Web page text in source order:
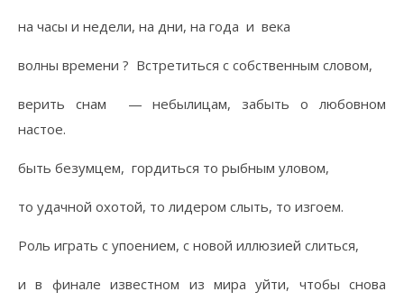
на часы и недели, на дни, на года и века
волны времени ? Встретиться с собственным словом,
верить снам — небылицам, забыть о любовном
настое.
быть безумцем, гордиться то рыбным уловом,
то удачной охотой, то лидером слыть, то изгоем.
Роль играть с упоением, с новой иллюзией слиться,
и в финале известном из мира уйти, чтобы снова